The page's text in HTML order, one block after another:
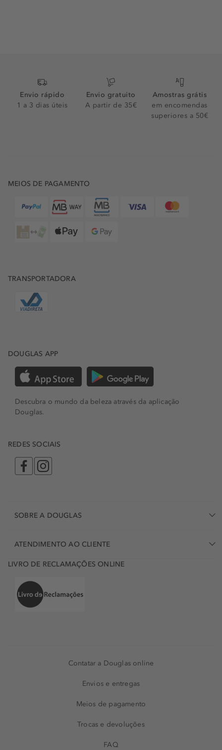
Envio rápido
1 a 3 dias úteis
Envio gratuito
A partir de 35€
Amostras grátis
em encomendas
superiores a 50€
MEIOS DE PAGAMENTO
TRANSPORTADORA
DOUGLAS APP
Descubra o mundo da beleza através da aplicação
Douglas.
REDES SOCIAIS
SOBRE A DOUGLAS
ATENDIMENTO AO CLIENTE
LIVRO DE RECLAMAÇÕES ONLINE
Contatar a Douglas online
Envios e entregas
Meios de pagamento
Trocas e devoluções
FAQ